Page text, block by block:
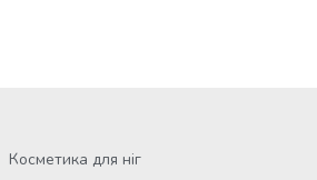
Косметика для ніг